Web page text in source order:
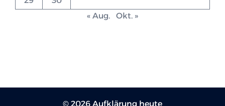
« Aug.
Okt. »
© 2026 Aufklärung heute